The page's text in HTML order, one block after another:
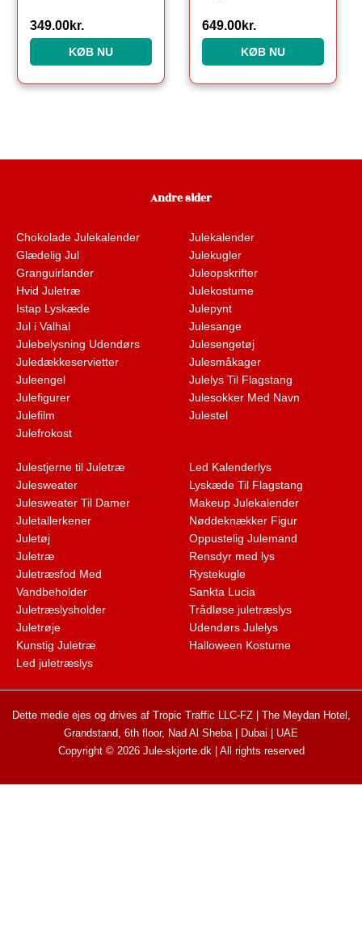
349.00kr.
KØB NU
649.00kr.
KØB NU
Andre sider
Chokolade Julekalender
Glædelig Jul
Granguirlander
Hvid Juletræ
Istap Lyskæde
Jul i Valhal
Julebelysning Udendørs
Juledækkeservietter
Juleengel
Julefigurer
Julefilm
Julefrokost
Julekalender
Julekugler
Juleopskrifter
Julekostume
Julepynt
Julesange
Julesengetøj
Julesmåkager
Julelys Til Flagstang
Julesokker Med Navn
Julestel
Julestjerne til Juletræ
Julesweater
Julesweater Til Damer
Juletallerkener
Juletøj
Juletræ
Juletræsfod Med
Vandbeholder
Juletræslysholder
Juletrøje
Kunstig Juletræ
Led juletræslys
Led Kalenderlys
Lyskæde Til Flagstang
Makeup Julekalender
Nøddeknækker Figur
Oppustelig Julemand
Rensdyr med lys
Rystekugle
Sankta Lucia
Trådløse juletræslys
Udendørs Julelys
Halloween Kostume
Dette medie ejes og drives af Tropic Traffic LLC-FZ | The Meydan Hotel,
Grandstand, 6th floor, Nad Al Sheba | Dubai | UAE
Copyright © 2026 Jule-skjorte.dk | All rights reserved